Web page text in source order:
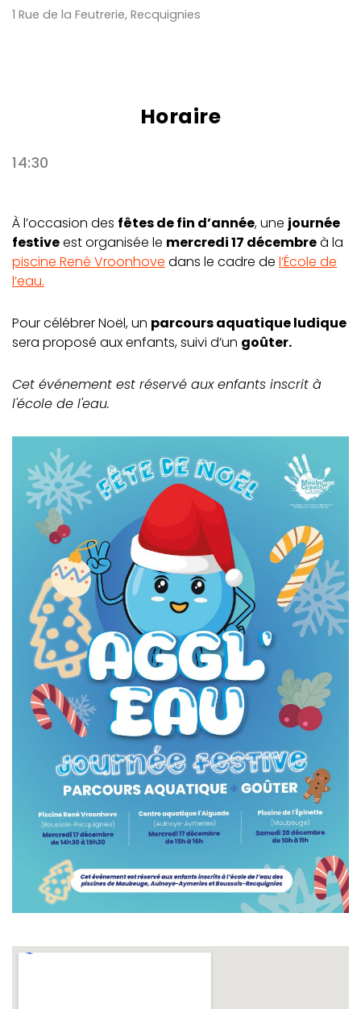
1 Rue de la Feutrerie, Recquignies
Horaire
14:30
À l’occasion des fêtes de fin d’année, une journée
festiveest organisée le mercredi 17 décembreà la
piscine René Vroonhove dans le cadre de l’École de
l’eau.
Pour célébrer Noël, un parcours aquatique ludique
sera proposé aux enfants, suivi d’un goûter.
Cet événement est réservé aux enfants inscrit à
l'école de l'eau.